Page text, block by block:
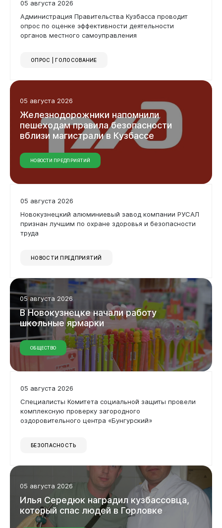
05 августа 2026
Администрация Правительства Кузбасса проводит
опрос по оценке эффективности деятельности
органов местного самоуправления
ОПРОС | ГОЛОСОВАНИЕ
05 августа 2026
Железнодорожники напомнили
пешеходамправилабезопасности
вблизи магистралив Кузбассе
НОВОСТИ ПРЕДПРИЯТИЙ
05 августа 2026
Новокузнецкий алюминиевый завод компании РУСАЛ
признан лучшим по охране здоровья и безопасности
труда
НОВОСТИ ПРЕДПРИЯТИЙ
05 августа 2026
ВНовокузнецкеначалиработу
школьныеярмарки
ОБЩЕСТВО
05 августа 2026
Специалисты Комитета социальной защиты провели
комплексную проверку загородного
оздоровительного центра «Бунгурский»
БЕЗОПАСНОСТЬ
05 августа 2026
Илья Середюк наградил кузбассовца,
который спас людей в Горловке